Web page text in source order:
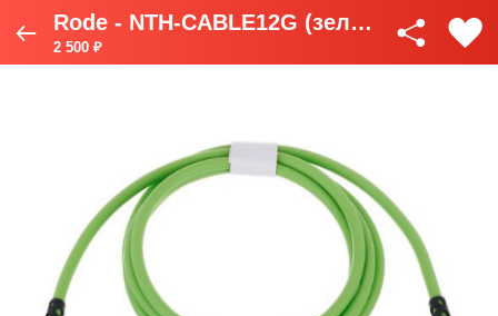
Rode - NTH-CABLE12G (зелёный)
2 500 ₽